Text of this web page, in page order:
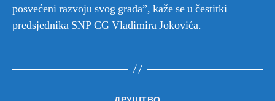
posvećeni razvoju svog grada”, kaže se u čestitki
predsjednika SNP CG Vladimira Jokovića.
Категорије